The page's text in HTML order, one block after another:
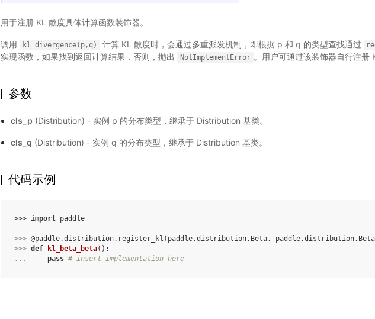
用于注册 KL 散度具体计算函数装饰器。
调用 kl_divergence(p,q) 计算 KL 散度时，会通过多重派发机制，即根据 p 和 q 的类型查找通过
实现函数，如果找到返回计算结果，否则，抛出
NotImplementError 。用户可通过该装饰器自行注册
参数
cls_p (Distribution) - 实例 p 的分布类型，继承于 Distribution 基类。
cls_q (Distribution) - 实例 q 的分布类型，继承于 Distribution 基类。
代码示例
>>> import paddle
>>> @paddle.distribution. register_kl ( paddle.distribution. Beta, paddle.distribution. Beta
>>> def kl_beta_beta():
...
pass # insert implementation here